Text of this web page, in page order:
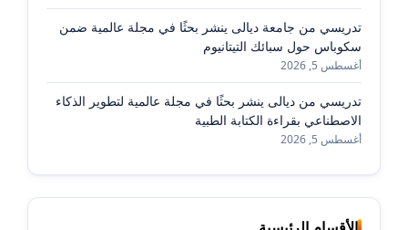
تدريسي من جامعة ديالى ينشر بحثًا في مجلة عالمية ضمن
سكوباس حول سبائك التيتانيوم
أغسطس 5, 2026
تدريسي من ديالى ينشر بحثًا في مجلة عالمية لتطوير الذكاء
الاصطناعي بقراءة الكتابة الطبية
أغسطس 5, 2026